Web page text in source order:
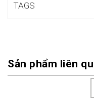
TAGS
Sản phẩm liên